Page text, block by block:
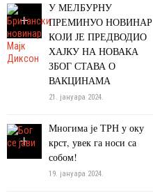
У МЕЛБУРНУ
ПРЕМИНУО НОВИНАР
КОЈИ ЈЕ ПРЕДВОДИО
ХАЈКУ НА НОВАКА
ЗБОГ СТАВА О
ВАКЦИНАМА
21. јануара 2024.
Многима је ТРН у оку
крст, увек га носи са
собом!
19. јануара 2024.